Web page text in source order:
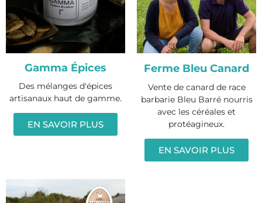
Gamma Épices
Des mélanges d'épices
artisanaux haut de gamme.
EN SAVOIR PLUS
Ferme Bleu Canard
Vente de canard de race
barbarie Bleu Barré nourris
avec les céréales et
protéagineux.
EN SAVOIR PLUS